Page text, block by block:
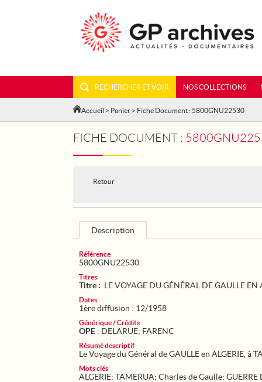
RECHERCHER ET VOIR NOS COLLECTIONS
Accueil > Panier > Fiche Document : 5800GNU22530
FICHE DOCUMENT :
Retour
Description
Référence
5800GNU22530
Titres
Titre : LE VOYAGE DU GÉNÉRAL DE GAULLE EN
Dates
1ère diffusion : 12/1958
Générique / Crédits
OPE : DELARUE; FARENC
Résumé descriptif
Le Voyage du Général de GAULLE en ALGERIE,
Mots clés
ALGERIE; TAMERUA; Charles de Gaulle; GUERRE